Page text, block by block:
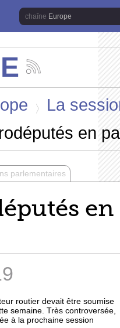
Europe
les
de
la
Europe
La
en
parlementaires
routier devait être soumise
semaine. Très controversée,
à la prochaine session